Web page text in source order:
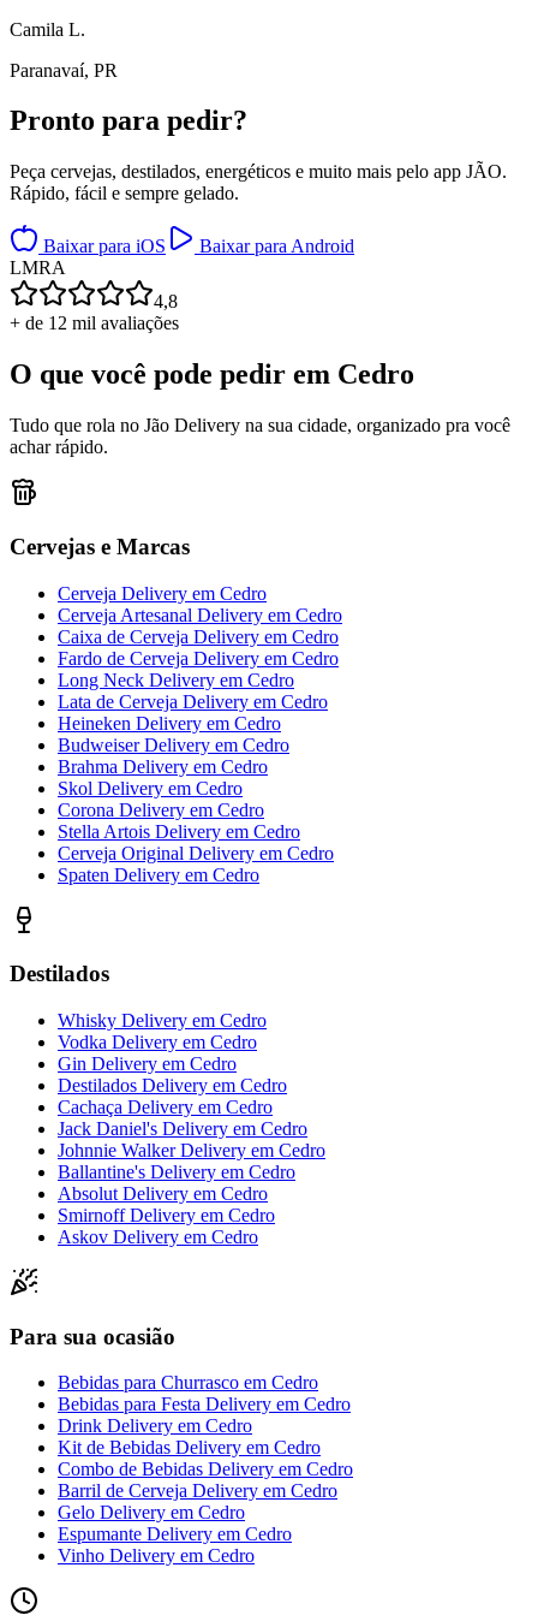
Camila L.
Paranavaí, PR
Pronto para pedir?
Peça cervejas, destilados, energéticos e muito mais pelo app JÃO.
Rápido, fácil e sempre gelado.
Baixar para iOS
Baixar para Android
LMRA
4,8
+ de 12 mil avaliações
O que você pode pedir em Cedro
Tudo que rola no Jão Delivery na sua cidade, organizado pra você
achar rápido.
Cervejas e Marcas
Cerveja Delivery em Cedro
Cerveja Artesanal Delivery em Cedro
Caixa de Cerveja Delivery em Cedro
Fardo de Cerveja Delivery em Cedro
Long Neck Delivery em Cedro
Lata de Cerveja Delivery em Cedro
Heineken Delivery em Cedro
Budweiser Delivery em Cedro
Brahma Delivery em Cedro
Skol Delivery em Cedro
Corona Delivery em Cedro
Stella Artois Delivery em Cedro
Cerveja Original Delivery em Cedro
Spaten Delivery em Cedro
Destilados
Whisky Delivery em Cedro
Vodka Delivery em Cedro
Gin Delivery em Cedro
Destilados Delivery em Cedro
Cachaça Delivery em Cedro
Jack Daniel's Delivery em Cedro
Johnnie Walker Delivery em Cedro
Ballantine's Delivery em Cedro
Absolut Delivery em Cedro
Smirnoff Delivery em Cedro
Askov Delivery em Cedro
Para sua ocasião
Bebidas para Churrasco em Cedro
Bebidas para Festa Delivery em Cedro
Drink Delivery em Cedro
Kit de Bebidas Delivery em Cedro
Combo de Bebidas Delivery em Cedro
Barril de Cerveja Delivery em Cedro
Gelo Delivery em Cedro
Espumante Delivery em Cedro
Vinho Delivery em Cedro